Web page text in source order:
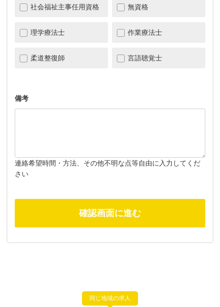
社会福祉主事任用資格 無資格
理学療法士 作業療法士
柔道整復師 言語聴覚士
備考
連絡希望時間・方法、その他不明な点等自由に入力してくだ
さい
同じ地域の求人